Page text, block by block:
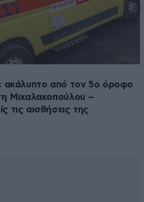
ακάλυπτο από τον 5ο όροφο
Μιχαλακοπούλου –
τις αισθήσεις της